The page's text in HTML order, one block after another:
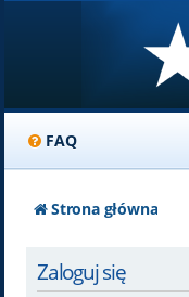
FAQ
Strona główna
Zaloguj się